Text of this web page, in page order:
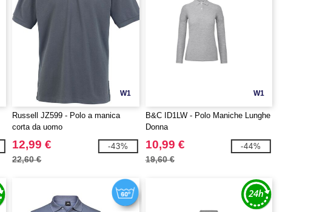
W1
Russell JZ599 - Polo a manica
corta da uomo
12,99 €
22,60 €
-43%
W1
B&C ID1LW - Polo Maniche Lunghe
Donna
10,99 €
19,60 €
-44%